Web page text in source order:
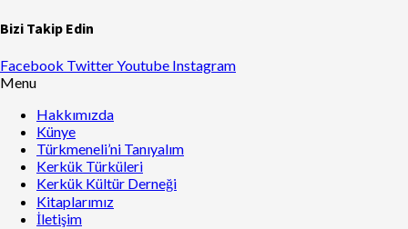
Bizi Takip Edin
Facebook TwitterYoutube Instagram
Menu
Hakkımızda
Künye
Türkmeneli’ni Tanıyalım
Kerkük Türküleri
Kerkük Kültür Derneği
Kitaplarımız
İletişim